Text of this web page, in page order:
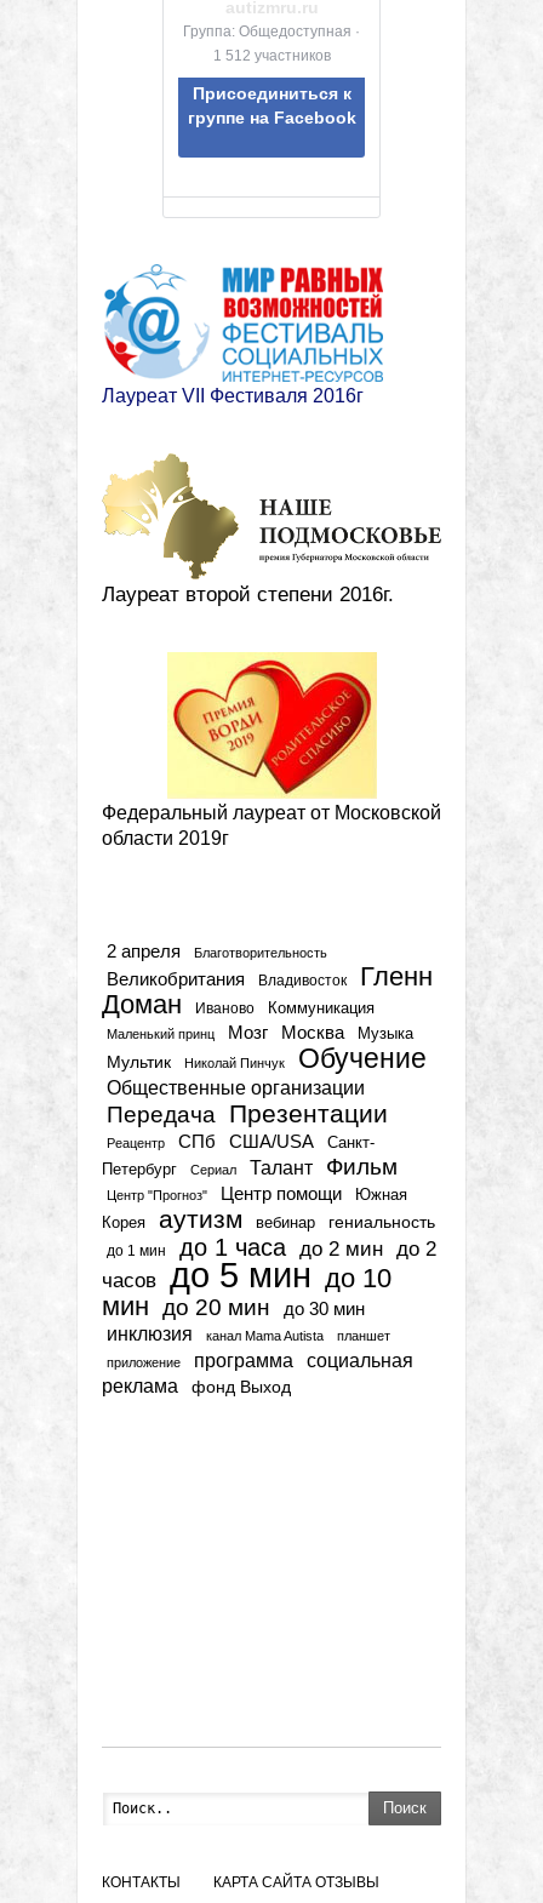
autizmru.ru
Группа: Общедоступная ·
1 512 участников
Присоединиться к
группе на Facebook
Лауреат VII Фестиваля 2016г
Лауреат второй степени 2016г.
Федеральный лауреат от Московской
области 2019г
2 апреля Благотворительность
Великобритания Владивосток
Гленн
Доман
Иваново Коммуникация
Маленький принц Мозг Москва Музыка
Мультик Николай Пинчук Обучение
Общественные организации
Передача Презентации
Реацентр СПб США/USA
Санкт-
Петербург
Сериал Талант Фильм
Центр "Прогноз" Центр помощи
Южная
Корея
аутизм вебинар гениальность
до 1 мин до 1 часа до 2 мин до 2
часов до 5 мин до 10
мин до 20 мин до 30 мин
инклюзия канал Mama Autista
планшет
приложение
программа
социальная
реклама
фонд Выход
Поиск
КОНТАКТЫ КАРТА САЙТА ОТЗЫВЫ